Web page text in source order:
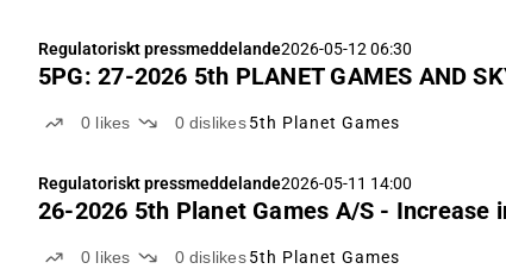
Regulatoriskt pressmeddelande2026-05-12 06:30
5PG: 27-2026 5th PLANET GAMES AND
0 likes 0 dislikes 5th Planet Games
Regulatoriskt pressmeddelande2026-05-11 14:00
26-2026 5th Planet Games A/S - Increase
0 likes 0 dislikes 5th Planet Games